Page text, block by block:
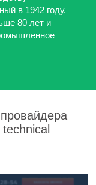
в 1942 году.
80 лет и